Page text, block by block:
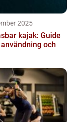
2025
kajak: Guide
och